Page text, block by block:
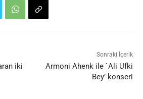
iki
Sonraki İçerik
Armoni Ahenk ile `Ali Ufki
Bey’ konseri